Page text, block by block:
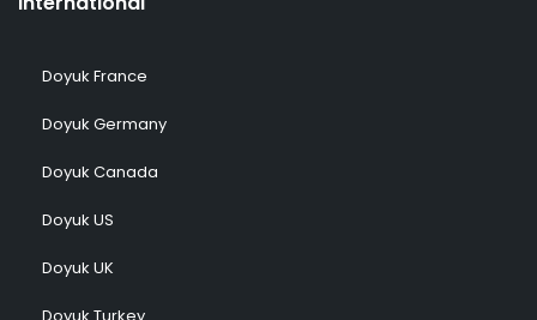
Doyuk France
Doyuk Germany
Doyuk Canada
Doyuk US
Doyuk UK